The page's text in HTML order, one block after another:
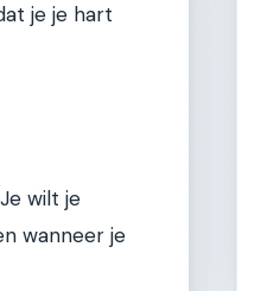
je je hart
wilt je
wanneer je